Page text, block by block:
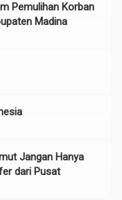
Pemulihan Korban
Madina
Jangan Hanya
dari Pusat